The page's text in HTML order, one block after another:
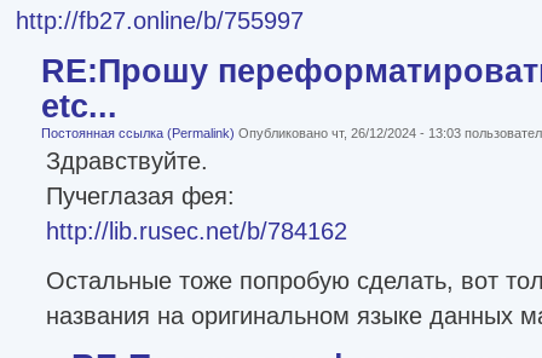
http://fb27.online/b/755997
RE:Прошу
etc...
Постоянная ссылка (Permalink) Опубликовано чт, 26/12/2024 - 13:03
Здравствуйте.
Пучеглазая фея:
http://lib.rusec.net/b/784162
Остальные тоже попробую сделать, вот
названия на оригинальном языке данных